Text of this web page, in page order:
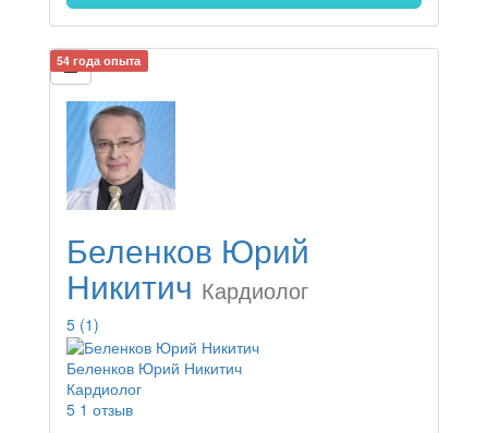
54 года опыта
Беленков Юрий
Никитич Кардиолог
5 (1)
Беленков Юрий Никитич
Кардиолог
5 1 отзыв